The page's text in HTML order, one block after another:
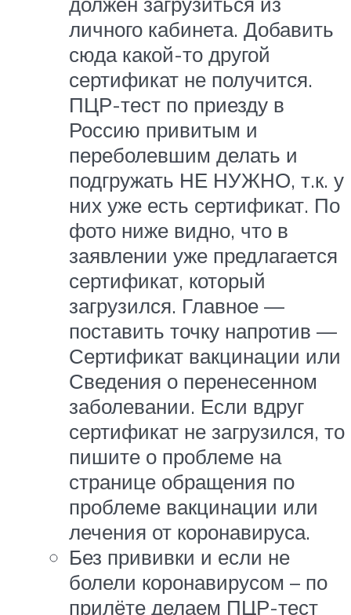
личного кабинета. Добавить
сюда какой-то другой
сертификат не получится.
ПЦР-тест по приезду в
Россию привитым и
переболевшим делать и
подгружать НЕ НУЖНО, т.к. у
них уже есть сертификат. По
фото ниже видно, что в
заявлении уже предлагается
сертификат, который
загрузился. Главное —
поставить точку напротив —
Сертификат вакцинации или
Сведения о перенесенном
заболевании. Если вдруг
сертификат не загрузился, то
пишите о проблеме на
странице обращения по
проблеме вакцинации или
лечения от коронавируса.
Без прививки и если не
болели коронавирусом – по
прилёте делаем ПЦР-тест